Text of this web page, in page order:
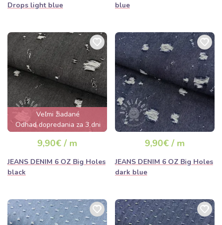
Drops light blue
blue
Veľmi žiadané
Odhad dopredania za 3 dni
9,90€ / m
JEANS DENIM 6 OZ Big Holes
black
9,90€ / m
JEANS DENIM 6 OZ Big Holes
dark blue